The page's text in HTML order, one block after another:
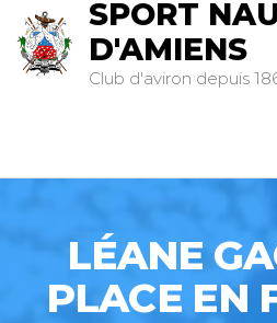
SPORT
D'AMIENS
Club d'aviron depuis
LÉANE
PLACE EN